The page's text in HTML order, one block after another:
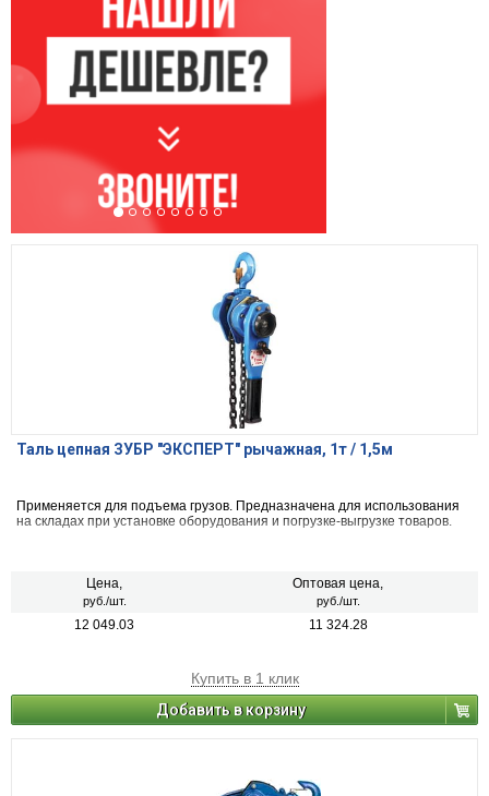
Таль цепная ЗУБР "ЭКСПЕРТ" рычажная, 1т / 1,5м
Применяется для подъема грузов. Предназначена для использования
на складах при установке оборудования и погрузке-выгрузке товаров.
Цена,
руб./шт.
Оптовая цена,
руб./шт.
12 049.03 11 324.28
Купить в 1 клик
Добавить в корзину